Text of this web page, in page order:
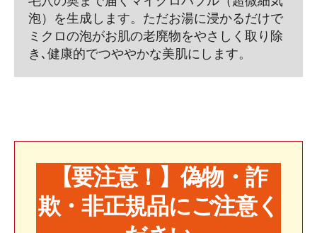
泡）を生成します。ただお湯に浸かるだけで
ミクロの泡がお肌の老廃物をやさしく取り除
き､健康的でつややかな美肌にします。
【要注意！】偽物・詐
欺・非正規品にご注意く